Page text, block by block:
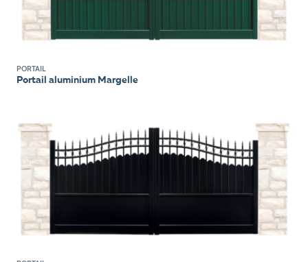
PORTAIL
Portail aluminium Margelle